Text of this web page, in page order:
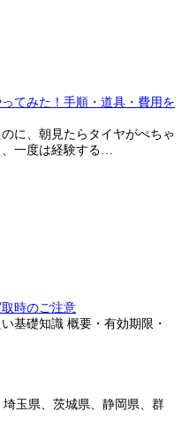
てみた！手順・道具・費用を
に、朝見たらタイヤがぺちゃ
一度は経験する…
時のご注意
基礎知識 概要・有効期限・
玉県、茨城県、静岡県、群